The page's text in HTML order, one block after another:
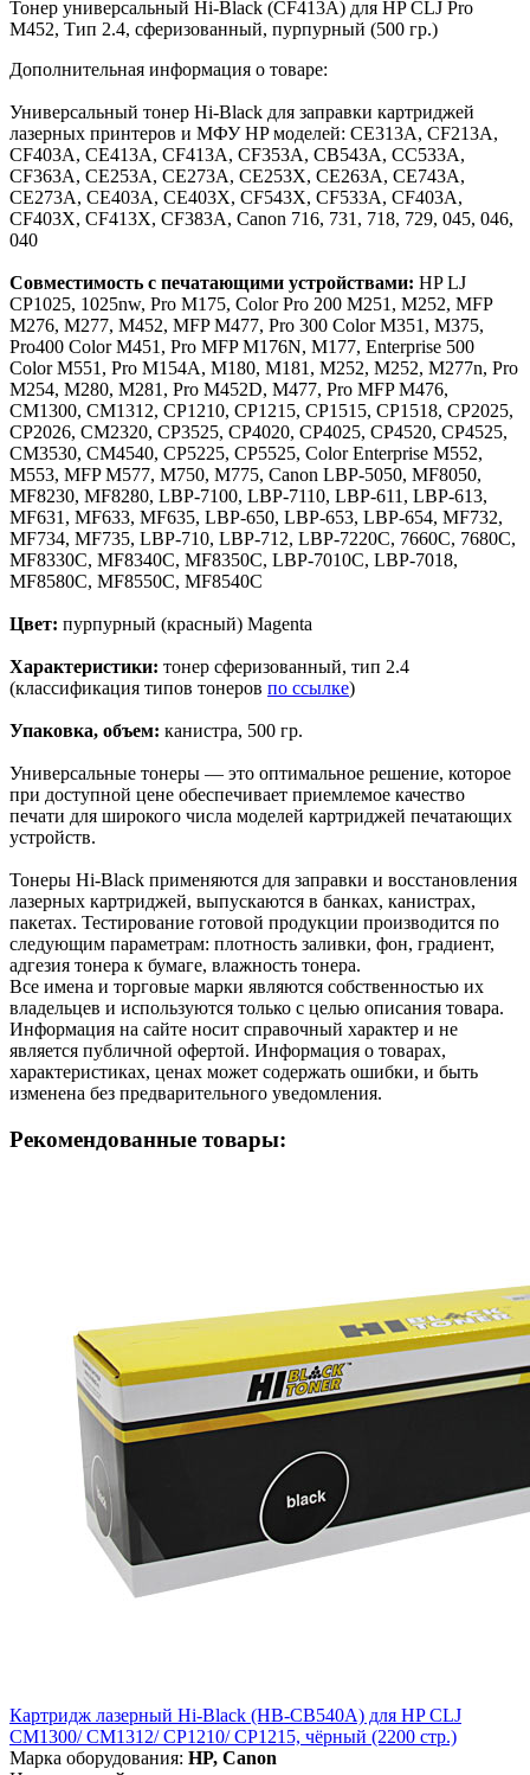
Тонер универсальный Hi-Black (CF413A) для HP CLJ Pro
M452, Тип 2.4, сферизованный, пурпурный (500 гр.)
Дополнительная информация о товаре:
Универсальный тонер Hi-Black для заправки картриджей
лазерных принтеров и МФУ HP моделей: CE313A, CF213A,
CF403A, CE413A, CF413A, CF353A, CB543A, CC533A,
CF363A, CE253A, CE273A, CE253X, CE263A, CE743A,
CE273A, CE403A, CE403X, CF543X, CF533A, CF403A,
CF403X, CF413X, CF383A, Canon 716, 731, 718, 729, 045, 046,
040
Совместимость с печатающими устройствами: HP LJ
CP1025, 1025nw, Pro M175, Color Pro 200 M251, M252, MFP
M276, M277, M452, MFP M477, Pro 300 Color M351, M375,
Pro400 Color M451, Pro MFP M176N, M177, Enterprise 500
Color M551, Pro M154A, M180, M181, M252, M252, M277n, Pro
M254, M280, M281, Pro M452D, M477, Pro MFP M476,
CM1300, CM1312, CP1210, CP1215, CP1515, CP1518, CP2025,
CP2026, CM2320, CP3525, CP4020, CP4025, CP4520, CP4525,
CM3530, CM4540, CP5225, CP5525, Color Enterprise M552,
M553, MFP M577, M750, M775, Canon LBP-5050, MF8050,
MF8230, MF8280, LBP-7100, LBP-7110, LBP-611, LBP-613,
MF631, MF633, MF635, LBP-650, LBP-653, LBP-654, MF732,
MF734, MF735, LBP-710, LBP-712, LBP-7220C, 7660C, 7680C,
MF8330C, MF8340C, MF8350C, LBP-7010C, LBP-7018,
MF8580С, MF8550C, MF8540C
Цвет: пурпурный (красный) Magenta
Характеристики: тонер сферизованный, тип 2.4
(классификация типов тонеров по ссылке)
Упаковка, объем: канистра, 500 гр.
Универсальные тонеры — это оптимальное решение, которое
при доступной цене обеспечивает приемлемое качество
печати для широкого числа моделей картриджей печатающих
устройств.
Тонеры Hi-Black применяются для заправки и восстановления
лазерных картриджей, выпускаются в банках, канистрах,
пакетах. Тестирование готовой продукции производится по
следующим параметрам: плотность заливки, фон, градиент,
адгезия тонера к бумаге, влажность тонера.
Все имена и торговые марки являются собственностью их
владельцев и используются только с целью описания товара.
Информация на сайте носит справочный характер и не
является публичной офертой. Информация о товарах,
характеристиках, ценах может содержать ошибки, и быть
изменена без предварительного уведомления.
Рекомендованные товары:
Картридж лазерный Hi-Black (HB-CB540A) для HP CLJ
CM1300/ CM1312/ CP1210/ CP1215, чёрный (2200 стр.)
Марка оборудования: HP, Canon